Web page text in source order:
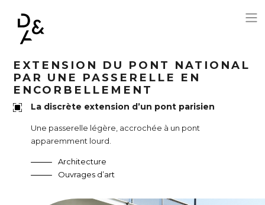
EXTENSION DU PONT NATIONAL
PAR UNE PASSERELLE EN
ENCORBELLEMENT
La discrète extension d’un pont parisien
Une passerelle légère, accrochée à un pont
apparemment lourd.
Architecture
Ouvrages d’art